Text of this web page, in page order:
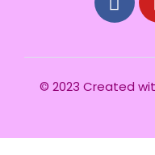
© 2023 Created